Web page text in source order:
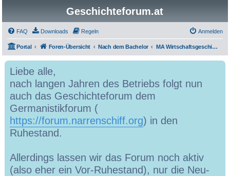
Geschichteforum.at
FAQ Downloads Regeln Anmelden
Portal Foren-Übersicht Nach dem Bachelor MA Wirtschaftsgeschichte
Liebe alle,
nach langen Jahren des Betriebs folgt nun
auch das Geschichteforum dem
Germanistikforum (
https://forum.narrenschiff.org) in den
Ruhestand.
Allerdings lassen wir das Forum noch aktiv
(also eher ein Vor-Ruhestand), nur die Neu-